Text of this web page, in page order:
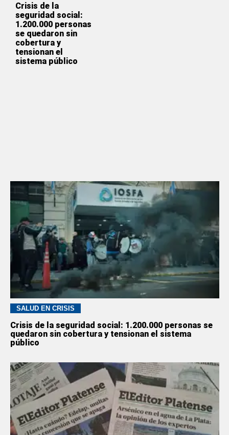
Crisis de la
seguridad social:
1.200.000 personas
se quedaron sin
cobertura y
tensionan el
sistema público
SALUD EN CRISIS
Crisis de la seguridad social: 1.200.000 personas se
quedaron sin cobertura y tensionan el sistema
público